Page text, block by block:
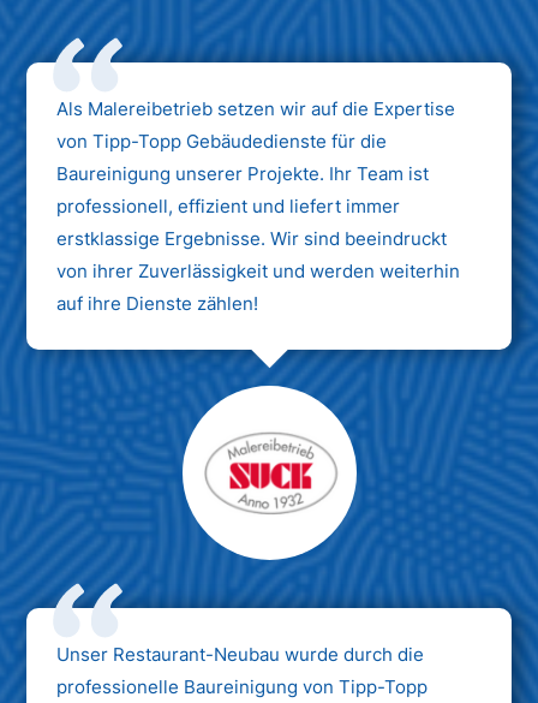
Als Malereibetrieb setzen wir auf die Expertise
von Tipp-Topp Gebäudedienste für die
Baureinigung unserer Projekte. Ihr Team ist
professionell, effizient und liefert immer
erstklassige Ergebnisse. Wir sind beeindruckt
von ihrer Zuverlässigkeit und werden weiterhin
auf ihre Dienste zählen!
Unser Restaurant-Neubau wurde durch die
professionelle Baureinigung von Tipp-Topp